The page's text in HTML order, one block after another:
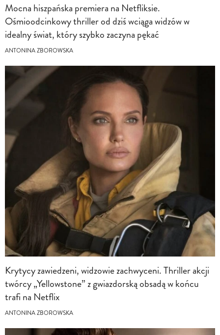
Mocna hiszpańska premiera na Netfliksie.
Ośmioodcinkowy thriller od dziś wciąga widzów w
idealny świat, który szybko zaczyna pękać
ANTONINA ZBOROWSKA
Krytycy zawiedzeni, widzowie zachwyceni. Thriller akcji
twórcy „Yellowstone” z gwiazdorską obsadą w końcu
trafi na Netflix
ANTONINA ZBOROWSKA